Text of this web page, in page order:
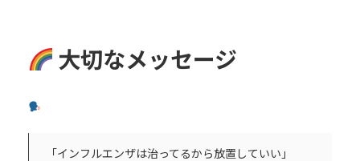
大切なメッセージ
「インフルエンザは治ってるから放置していい」